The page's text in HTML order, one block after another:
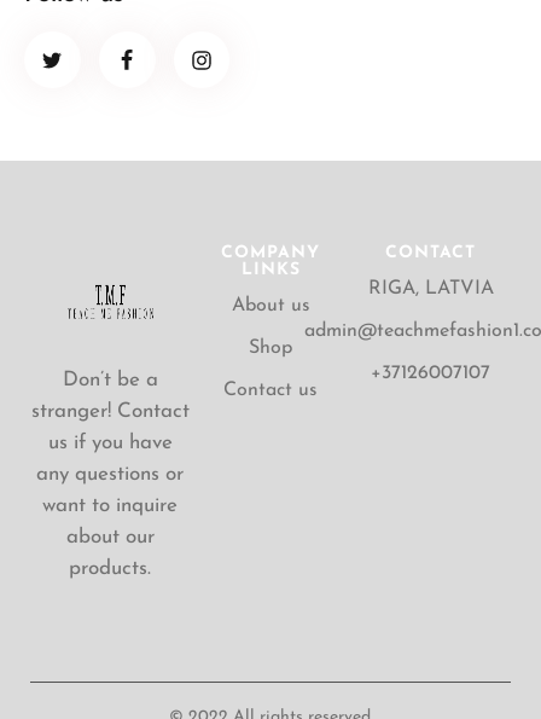
Don’t be a
stranger! Contact
us if you have
any questions or
want to inquire
about our
products.
COMPANY
LINKS
About us
Shop
Contact us
CONTACT
RIGA, LATVIA
+37126007107